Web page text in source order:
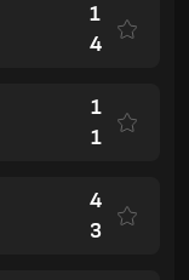
1
4
1
1
4
3